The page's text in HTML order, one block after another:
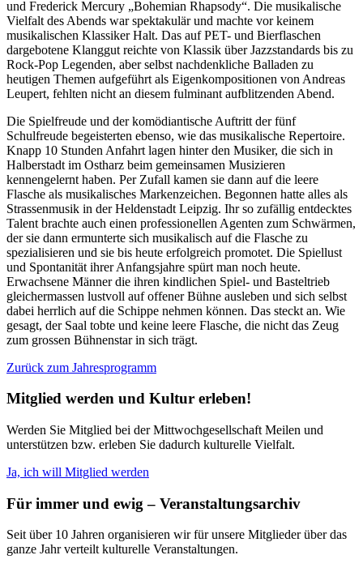
und Frederick Mercury „Bohemian Rhapsody“. Die musikalische
Vielfalt des Abends war spektakulär und machte vor keinem
musikalischen Klassiker Halt. Das auf PET- und Bierflaschen
dargebotene Klanggut reichte von Klassik über Jazzstandards bis zu
Rock-Pop Legenden, aber selbst nachdenkliche Balladen zu
heutigen Themen aufgeführt als Eigenkompositionen von Andreas
Leupert, fehlten nicht an diesem fulminant aufblitzenden Abend.
Die Spielfreude und der komödiantische Auftritt der fünf
Schulfreude begeisterten ebenso, wie das musikalische Repertoire.
Knapp 10 Stunden Anfahrt lagen hinter den Musiker, die sich in
Halberstadt im Ostharz beim gemeinsamen Musizieren
kennengelernt haben. Per Zufall kamen sie dann auf die leere
Flasche als musikalisches Markenzeichen. Begonnen hatte alles als
Strassenmusik in der Heldenstadt Leipzig. Ihr so zufällig entdecktes
Talent brachte auch einen professionellen Agenten zum Schwärmen,
der sie dann ermunterte sich musikalisch auf die Flasche zu
spezialisieren und sie bis heute erfolgreich promotet. Die Spiellust
und Spontanität ihrer Anfangsjahre spürt man noch heute.
Erwachsene Männer die ihren kindlichen Spiel- und Basteltrieb
gleichermassen lustvoll auf offener Bühne ausleben und sich selbst
dabei herrlich auf die Schippe nehmen können. Das steckt an. Wie
gesagt, der Saal tobte und keine leere Flasche, die nicht das Zeug
zum grossen Bühnenstar in sich trägt.
Zurück zum Jahresprogramm
Mitglied werden und Kultur erleben!
Werden Sie Mitglied bei der Mittwochgesellschaft Meilen und
unterstützen bzw. erleben Sie dadurch kulturelle Vielfalt.
Ja, ich will Mitglied werden
Für immer und ewig – Veranstaltungsarchiv
Seit über 10 Jahren organisieren wir für unsere Mitglieder über das
ganze Jahr verteilt kulturelle Veranstaltungen.